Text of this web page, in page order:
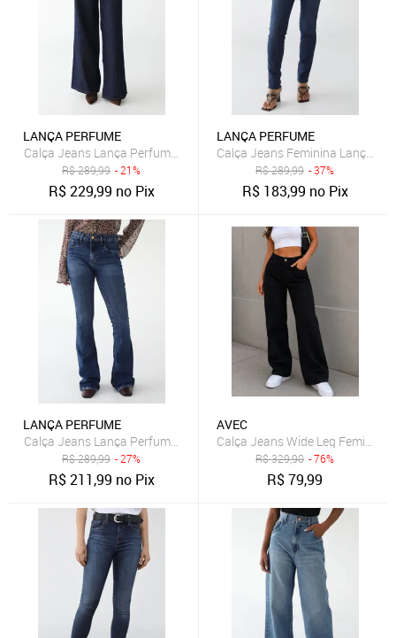
LANÇA PERFUME
Calça Jeans Lança Perfume Wide Leg Lisa Azul
R$289,99 - 21%
R$229,99 no Pix
LANÇA PERFUME
Calça Jeans Feminina Lança
R$289,99 - 37%
R$ 183,99 no Pix
LANÇA PERFUME
Calça Jeans Lança Perfume Flare Atena Azul
R$289,99 - 27%
R$211,99 no Pix
AVEC
Calça Jeans Wide Leg
R$329,90 - 76%
R$79,99